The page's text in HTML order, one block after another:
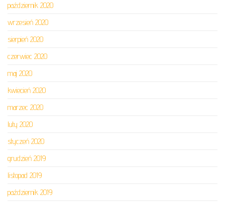
październik 2020
wrzesień 2020
sierpień 2020
czerwiec 2020
maj 2020
kwiecień 2020
marzec 2020
luty 2020
styczeń 2020
grudzień 2019
listopad 2019
październik 2019